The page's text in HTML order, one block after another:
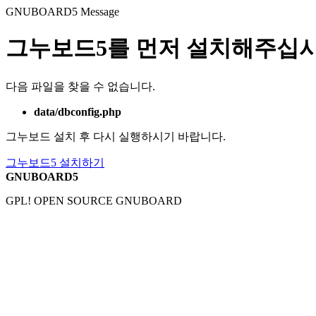
GNUBOARD5 Message
그누보드5를 먼저 설치해주십
다음 파일을 찾을 수 없습니다.
data/dbconfig.php
그누보드 설치 후 다시 실행하시기 바랍니다.
그누보드5 설치하기
GNUBOARD5
GPL! OPEN SOURCE GNUBOARD